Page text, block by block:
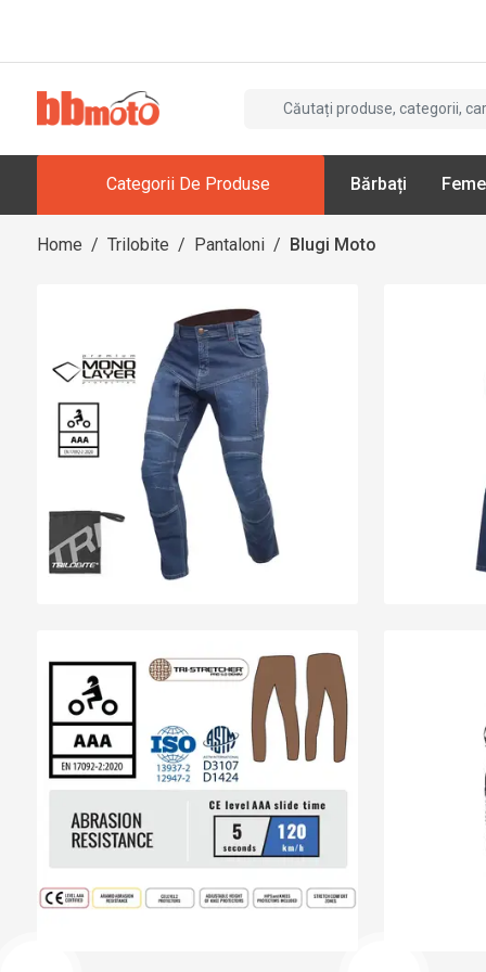
Categorii De Produse Bărbați
Home / Trilobite / Pantaloni / Blugi Moto